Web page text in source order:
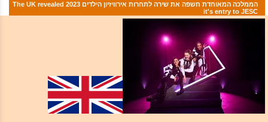
הממלכה המאוחדת חשפה את שירה לתחרות אירוויזיון הילדים 2023 The UK revealed
it's entry to JESC